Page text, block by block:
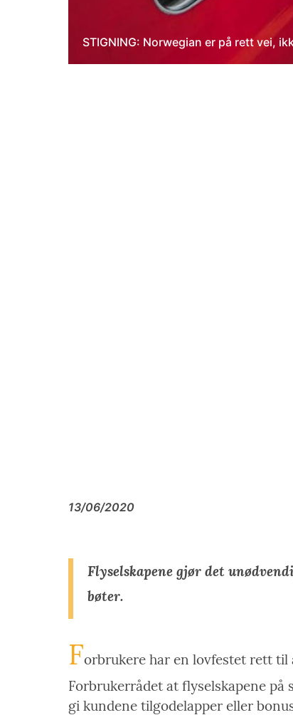
STIGNING: Norwegian er på rett vei,
13/06/2020
Flyselskapene gjør det
bøter.
Forbrukere har en lovfestet rett til
Forbrukerrådet at flyselskapene
gi kundene tilgodelapper eller